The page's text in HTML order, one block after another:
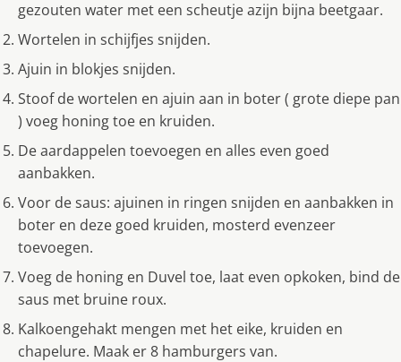
gezouten water met een scheutje azijn bijna beetgaar.
Wortelen in schijfjes snijden.
Ajuin in blokjes snijden.
Stoof de wortelen en ajuin aan in boter ( grote diepe pan
) voeg honing toe en kruiden.
De aardappelen toevoegen en alles even goed
aanbakken.
Voor de saus: ajuinen in ringen snijden en aanbakken in
boter en deze goed kruiden, mosterd evenzeer
toevoegen.
Voeg de honing en Duvel toe, laat even opkoken, bind de
saus met bruine roux.
Kalkoengehakt mengen met het eike, kruiden en
chapelure. Maak er 8 hamburgers van.